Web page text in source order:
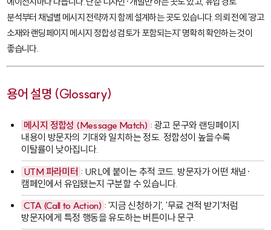
분석부터 채널별 메시지 전략까지 함께 설계하는 곳도 있습니다. 의뢰 전에 '광고
소재와 랜딩페이지 메시지 정합성 검토가 포함되는지' 명확히 확인하는 것이
좋습니다.
용어 설명 (Glossary)
메시지 정합성 (Message Match) : 광고 문구와 랜딩페이지
내용이 방문자의 기대와 일치하는 정도. 정합성이 높을수록
이탈률이 낮아집니다.
UTM 파라미터 : URL에 붙이는 추적 코드. 방문자가 어떤 채널·
캠페인에서 유입됐는지 구분할 수 있습니다.
CTA (Call to Action) : '지금 신청하기', '무료 견적 받기'처럼
방문자에게 특정 행동을 유도하는 버튼이나 문구.